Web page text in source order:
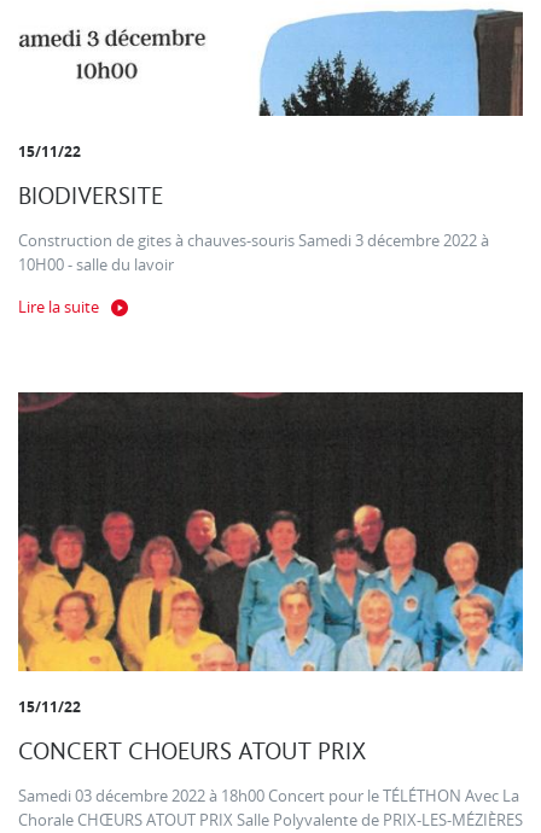
15/11/22
BIODIVERSITE
Construction de gites à chauves-souris Samedi 3 décembre 2022 à
10H00 - salle du lavoir
Lire la suite
15/11/22
CONCERT CHOEURS ATOUT PRIX
Samedi 03 décembre 2022 à 18h00 Concert pour le TÉLÉTHON Avec La
Chorale CHŒURS ATOUT PRIX Salle Polyvalente de PRIX-LES-MÉZIÈRES